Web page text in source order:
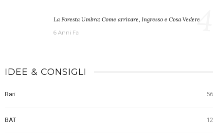
La Foresta Umbra: Come arrivare, Ingresso e Cosa Vedere
6 Anni Fa 4
IDEE & CONSIGLI
Bari 56
BAT 12